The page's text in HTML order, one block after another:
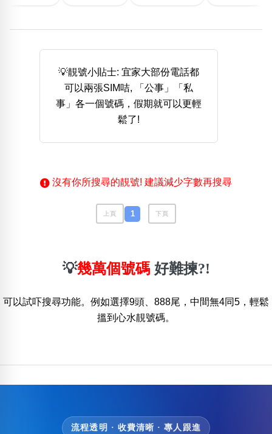
888尾
999尾 777尾 9字頭 6字頭
無4字
清除全部分類
高級分類 i
位置分類
包含數字
生日分類
風水號分類
易經六四卦象
💡靚號小貼士: 宜家大部份電話都
可以兩張SIM咭, 「公事」「私
事」各一個號碼，假期就可以更輕
鬆了!
沒有你所搜尋的靚號! 建議減少字數再搜尋
上頁 1 下頁
💡幾萬個號碼 好難揀?!
可以試吓搜尋功能。例如選擇9頭、888尾，中間無4同5，輕鬆
搵到心水靚號碼。
流程透明 · 收費清晰 · 專人跟進